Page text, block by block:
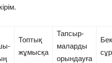
Топтық
жұмысқа
Тапсыр-
маларды
орындауға